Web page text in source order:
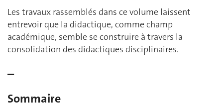
Les travaux rassemblés dans ce volume laissent
entrevoir que la didactique, comme champ
académique, semble se construire à travers la
consolidation des didactiques disciplinaires.
–
Sommaire